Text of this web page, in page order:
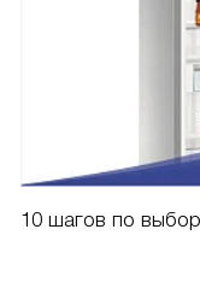
10 шагов по